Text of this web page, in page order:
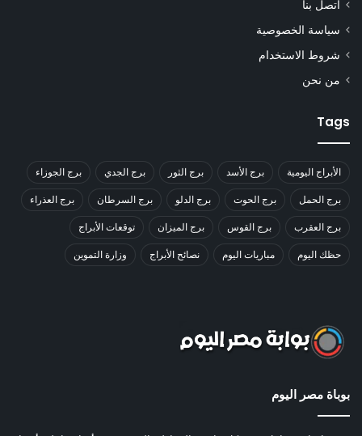
اتصل بنا
سياسة الخصوصية
شروط الاستخدام
من نحن
Tags
الأبراج اليومية برج الأسد برج الثور برج الجدي برج الجوزاء
برج الحمل برج الحوت برج الدلو برج السرطان برج العذراء
برج العقرب برج القوس برج الميزان توقعات الأبراج
حظك اليوم مباريات اليوم نصائح الأبراج وزارة التموين
بوباة مصر اليوم